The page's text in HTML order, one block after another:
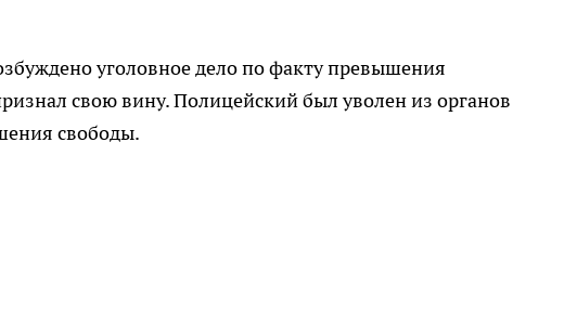
уголовное дело по факту превышения
свою вину. Полицейский был уволен из органов
свободы.